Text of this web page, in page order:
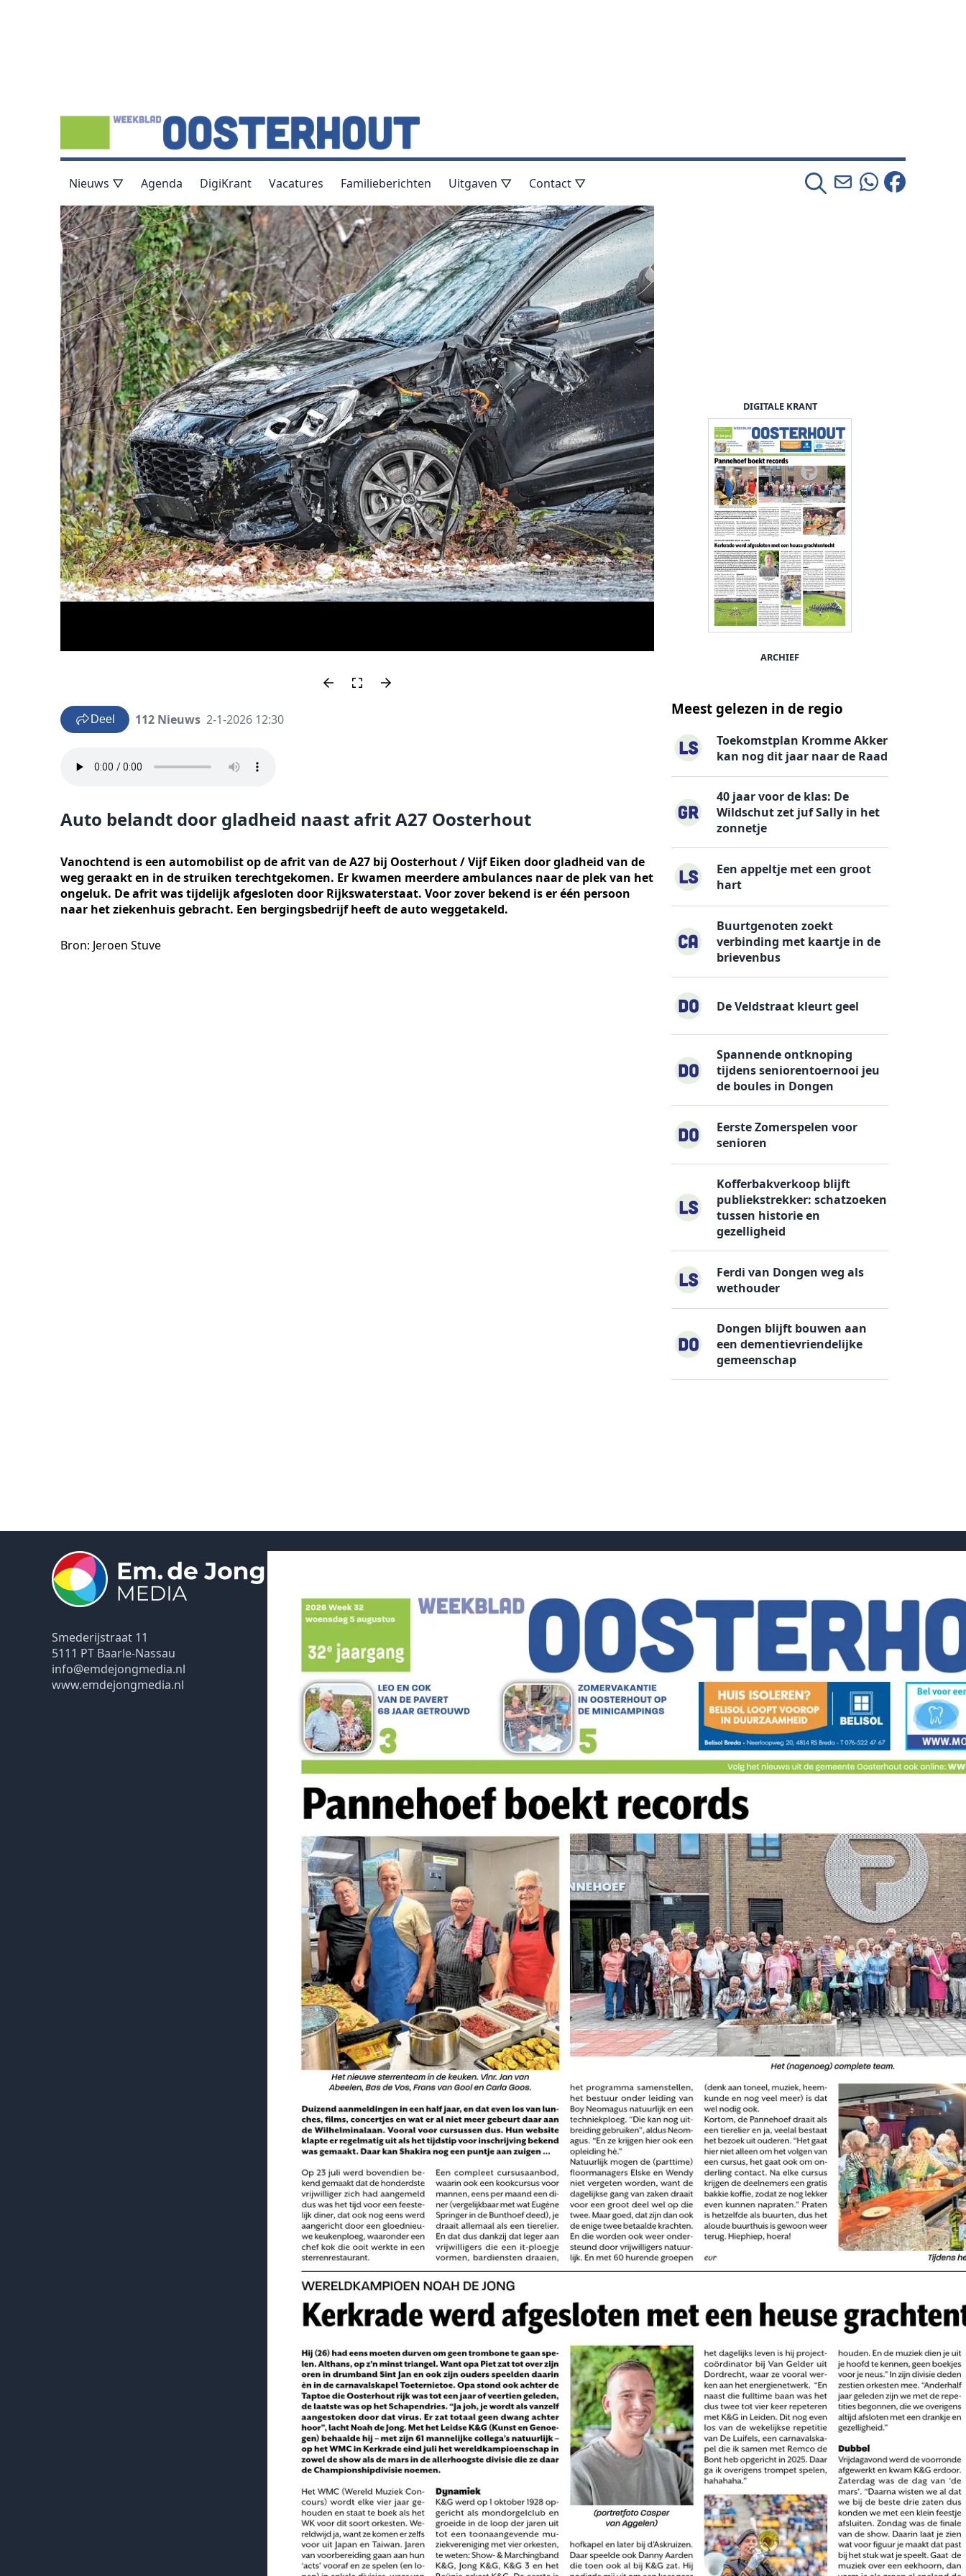
Nieuws ▽ Agenda DigiKrant Vacatures Familieberichten Uitgaven ▽ Contact ▽
Deel 112 Nieuws 2-1-2026 12:30
Auto belandt door gladheid naast afrit A27 Oosterhout
Vanochtend is een automobilist op de afrit van de A27 bij Oosterhout / Vijf Eiken door gladheid van de
weg geraakt en in de struiken terechtgekomen. Er kwamen meerdere ambulances naar de plek van het
ongeluk. De afrit was tijdelijk afgesloten door Rijkswaterstaat. Voor zover bekend is er één persoon
naar het ziekenhuis gebracht. Een bergingsbedrijf heeft de auto weggetakeld.
Bron: Jeroen Stuve
DIGITALE KRANT
ARCHIEF
Meest gelezen in de regio
Toekomstplan Kromme Akker
kan nog dit jaar naar de Raad
40 jaar voor de klas: De
Wildschut zet juf Sally in het
zonnetje
Een appeltje met een groot
hart
Buurtgenoten zoekt
verbinding met kaartje in de
brievenbus
De Veldstraat kleurt geel
Spannende ontknoping
tijdens seniorentoernooi jeu
de boules in Dongen
Eerste Zomerspelen voor
senioren
Kofferbakverkoop blijft
publiekstrekker: schatzoeken
tussen historie en
gezelligheid
Ferdi van Dongen weg als
wethouder
Dongen blijft bouwen aan
een dementievriendelijke
gemeenschap
Smederijstraat 11
5111 PT Baarle-Nassau
info@emdejongmedia.nl
www.emdejongmedia.nl